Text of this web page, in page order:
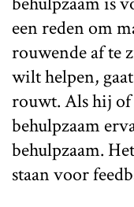
een reden om
rouwende af te
wilt helpen,
rouwt. Als hij of
behulpzaam
behulpzaam.
staan voor